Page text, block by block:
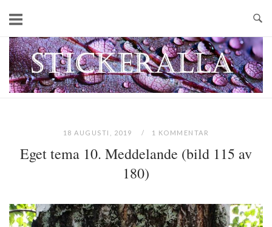
content
Home
18 AUGUSTI, 2019 1 KOMMENTAR
Eget tema 10. Meddelande (bild 115 av
180)